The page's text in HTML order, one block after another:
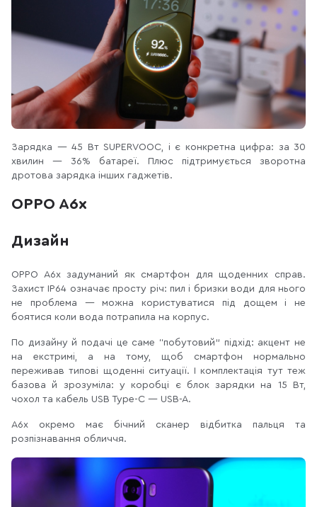
Зарядка — 45 Вт SUPERVOOC, і є конкретна цифра: за 30
хвилин — 36% батареї. Плюс підтримується зворотна
дротова зарядка інших гаджетів.
OPPO A6x
Дизайн
OPPO A6x задуманий як смартфон для щоденних справ.
Захист IP64 означає просту річ: пил і бризки води для нього
не проблема — можна користуватися під дощем і не
боятися коли вода потрапила на корпус.
По дизайну й подачі це саме “побутовий” підхід: акцент не
на екстримі, а на тому, щоб смартфон нормально
переживав типові щоденні ситуації. І комплектація тут теж
базова й зрозуміла: у коробці є блок зарядки на 15 Вт,
чохол та кабель USB Type-C — USB-A.
A6x окремо має бічний сканер відбитка пальця та
розпізнавання обличчя.